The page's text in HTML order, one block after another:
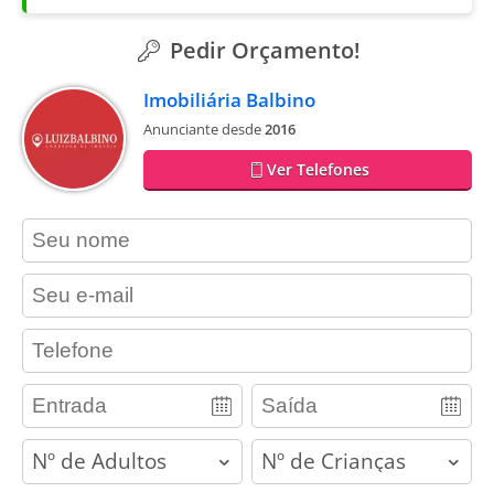
Pedir Orçamento!
Imobiliária Balbino
Anunciante desde2016
Ver Telefones
contact_name
contact_email
contact_phone
adults children